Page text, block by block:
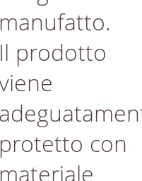
manufatto.
Il prodotto
protetto con
materiale